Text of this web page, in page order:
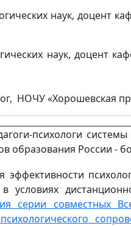
наук, доцент
наук, доцент
НОЧУ «Хорошевская
психологи
образования России -
условиях
серии совместных